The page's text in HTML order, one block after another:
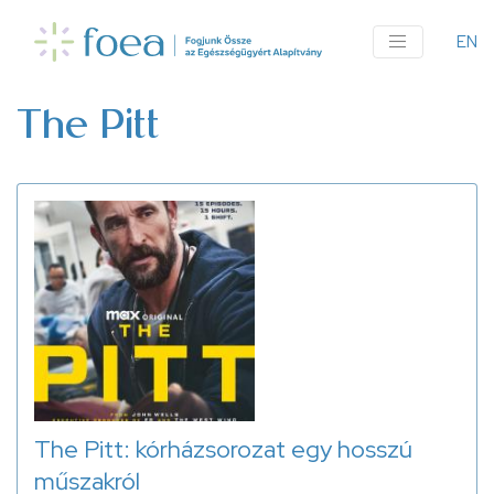
tartalomra
EN
The Pitt
The Pitt: kórházsorozat egy hosszú
műszakról